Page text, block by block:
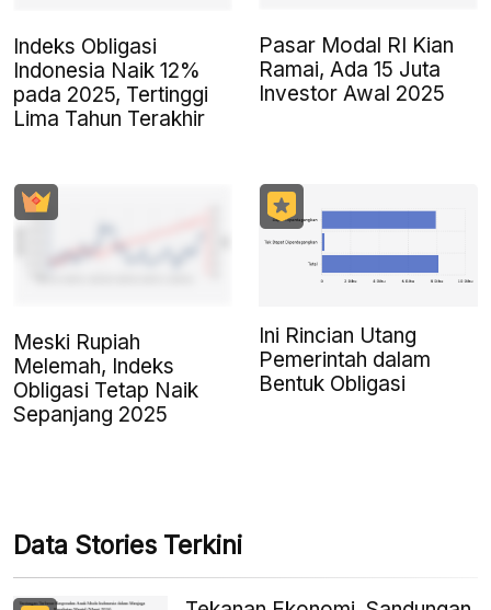
Indeks Obligasi
Indonesia Naik 12%
pada 2025, Tertinggi
Lima Tahun Terakhir
Pasar Modal RI Kian
Ramai, Ada 15 Juta
Investor Awal 2025
Meski Rupiah
Melemah, Indeks
Obligasi Tetap Naik
Sepanjang 2025
Ini Rincian Utang
Pemerintah dalam
Bentuk Obligasi
Data Stories Terkini